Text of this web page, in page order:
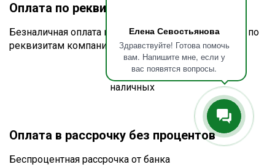
Елена Севостьянова
Здравствуйте! Готова помочь
вам. Напишите мне, если у
вас появятся вопросы.
Оплата по реквизитам или счету
Безналичная оплата по счёту для юридических лиц по
реквизитам компании
Оплата в рассрочку без процентов
Беспроцентная рассрочка от банка